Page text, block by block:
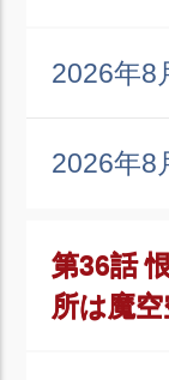
2026年8
2026年8
第36話
所は魔空